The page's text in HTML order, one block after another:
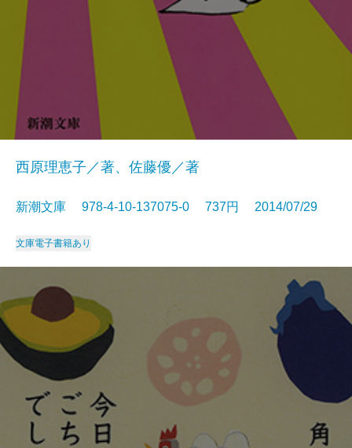
西原理恵子／著、佐藤優／著
新潮文庫 978-4-10-137075-0 737円 2014/07/29
文庫電子書籍あり